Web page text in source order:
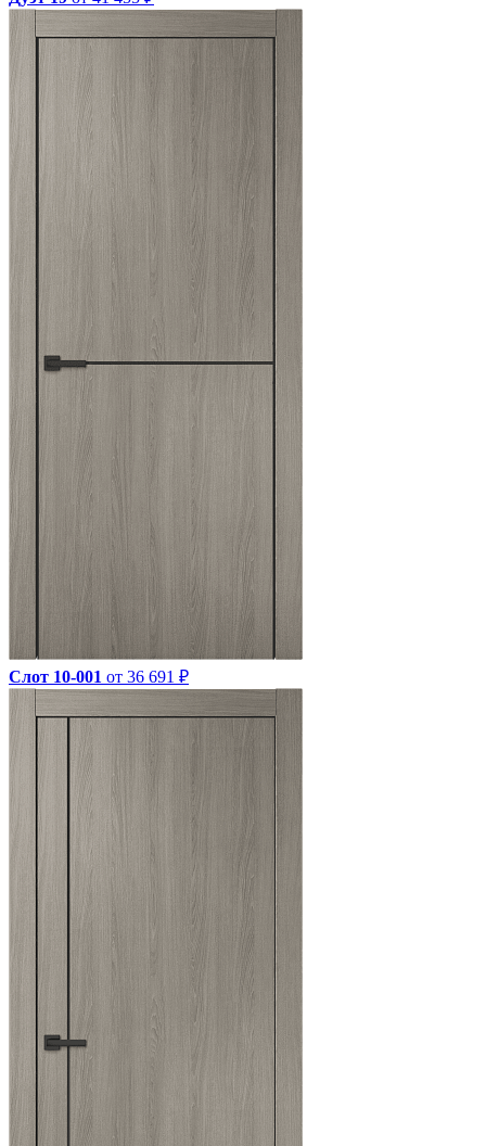
Слот 10-001 от 36 691 ₽